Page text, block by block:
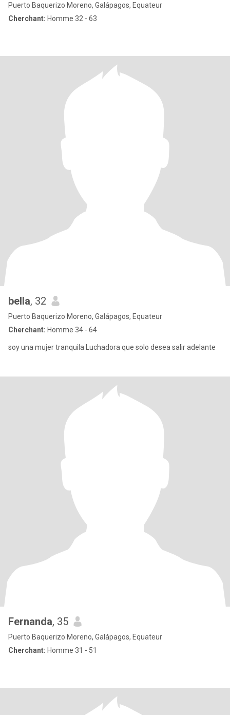
Puerto Baquerizo Moreno, Galápagos, Equateur
Cherchant: Homme 32 - 63
bella, 32
Puerto Baquerizo Moreno, Galápagos, Equateur
Cherchant: Homme 34 - 64
soy una mujer tranquila Luchadora que solo desea salir adelante
Fernanda, 35
Puerto Baquerizo Moreno, Galápagos, Equateur
Cherchant: Homme 31 - 51